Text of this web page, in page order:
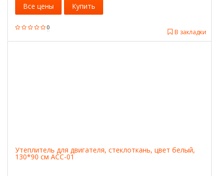
0
В закладки
Все цены Купить
Утеплитель для двигателя, стеклоткань, цвет белый,
130*90 см ACC-01